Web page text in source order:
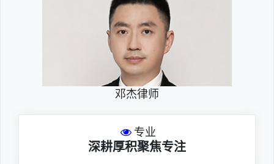
邓杰律师
专业
深耕厚积聚焦专注